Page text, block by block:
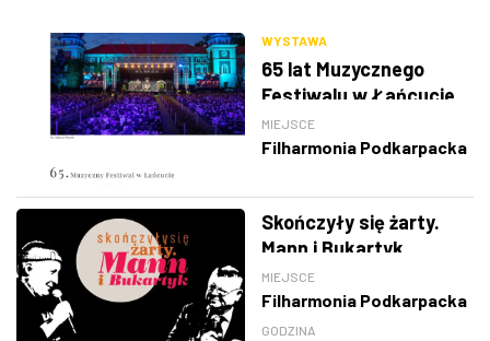
WYSTAWA
65 lat Muzycznego
Festiwalu w Łańcucie
MIEJSCE
Filharmonia Podkarpacka
Skończyły się żarty.
Mann i Bukartyk
MIEJSCE
Filharmonia Podkarpacka
GODZINA